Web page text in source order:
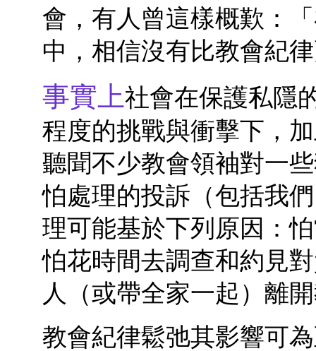
會，有人曾這樣概歎：
中，相信沒有比教會紀
事實上社會在保護私隱
程度的挑戰與衝擊下，
聽聞不少教會領袖對一
怕處理的投訴（包括我
理可能基於下列原因：
怕花時間去調查和約見
人（或帶全家一起）離
教會紀律鬆弛其影響可